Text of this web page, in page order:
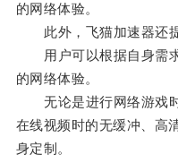
的网络体验。
此外，飞猫加速器还提
用户可以根据自身需求
的网络体验。
无论是进行网络游戏时
在线视频时的无缓冲、高
身定制。